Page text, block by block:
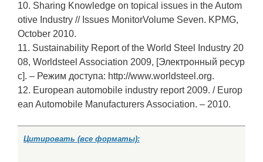
10. Sharing Knowledge on topical issues in the Autom
otive Industry // Issues MonitorVolume Seven. KPMG,
October 2010.
11. Sustainability Report of the World Steel Industry 20
08, Worldsteel Association 2009, [Электронный ресур
с]. – Режим доступа: http://www.worldsteel.org.
12. European automobile industry report 2009. / Europ
ean Automobile Manufacturers Association. – 2010.
Цитировать (все форматы):